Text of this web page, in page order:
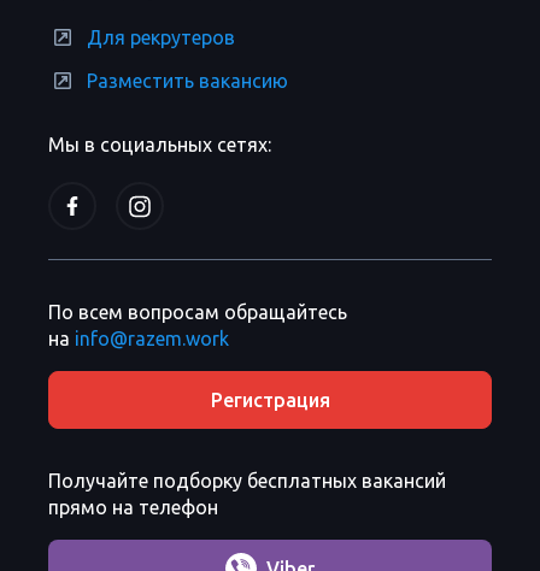
Мы в социальных сетях:
Для рекрутеров
Разместить вакансию
По всем вопросам обращайтесь
на info@razem.work
Регистрация
Получайте подборку бесплатных вакансий
прямо на телефон